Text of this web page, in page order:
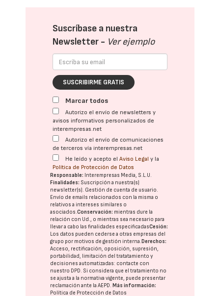
Suscríbase a nuestra
Newsletter - Ver ejemplo
SUSCRIBIRME GRATIS
Marcar todos
Autorizo el envío de newsletters y
avisos informativos personalizados de
interempresas.net
Autorizo el envío de comunicaciones
de terceros vía interempresas.net
He leído y acepto elAviso Legal y la
Política de Protección de Datos
Responsable: Interempresas Media, S.L.U.
Finalidades: Suscripción a nuestra(s)
newsletter(s). Gestión de cuenta de usuario.
Envío de emails relacionados con la misma o
relativos a intereses similares o
asociados.Conservación: mientras dure la
relación con Ud., o mientras sea necesario para
llevar a cabo las finalidades especificadasCesión:
Los datos pueden cederse a otras empresas del
grupo por motivos de gestión interna. Derechos:
Acceso, rectificación, oposición, supresión,
portabilidad, limitación del tratatamiento y
decisiones automatizadas: contacte con
nuestro DPD. Si considera que el tratamiento no
se ajusta a la normativa vigente, puede presentar
reclamación ante laAEPD. Más información:
Política de Protección de Datos